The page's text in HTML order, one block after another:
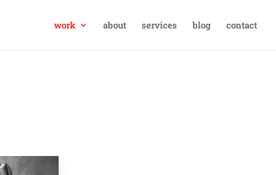
work about services blog contact